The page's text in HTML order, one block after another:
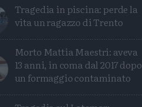
Tragedia in piscina: perde la
vita un ragazzo di Trento
Morto Mattia Maestri: aveva
13 anni, in coma dal 2017 dopo
un formaggio contaminato